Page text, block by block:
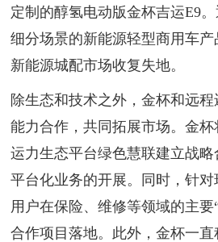
定制的醇氢电动版金杯吉运E9
细分场景的新能源轻型商用车
新能源城配市场收复失地。
除生态和技术之外，金杯和远
能力合作，共同拓展市场。金
运力生态平台绿色慧联建立战
平台化业务的开展。同时，针
用户在保险、维修等领域的主
合作项目落地。此外，金杯一直